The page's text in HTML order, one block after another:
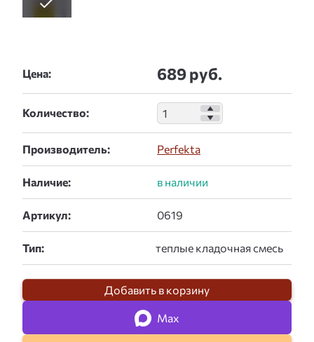
Цена: 689 руб.
Количество:
Производитель: Perfekta
Наличие:
Артикул:
Тип:
Добавить в корзину
Max